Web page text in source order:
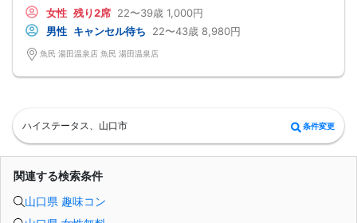
◇◆◇◆◇◆◇◆◇◆◇◆◇◆◇◆◇◆◇
□受付は開始10分前からとさせて頂きます。
□開催店舗様には『街コンで来ました』とお伝えください。受付まで案内させて
頂きます。
□当日現金支払いの方は受付にて参加費をお支払い下さい。
□最少催行人数が男性2名・女性2名以上からとなっております。
（男女比の調整を行っておりますが、キャンセル等によって変動がある場合がご
ざいます。原則、男女比に関わらず,最少催行人数を下回った場合に限り、「中
止」及び「返金」させて頂きます。）
女性 残り2席 22〜39歳 1,000円
男性 キャンセル待ち 22〜43歳 8,980円
魚民 湯田温泉店 魚民 湯田温泉店
ハイステータス、山口市 条件変更
関連する検索条件
山口県 趣味コン